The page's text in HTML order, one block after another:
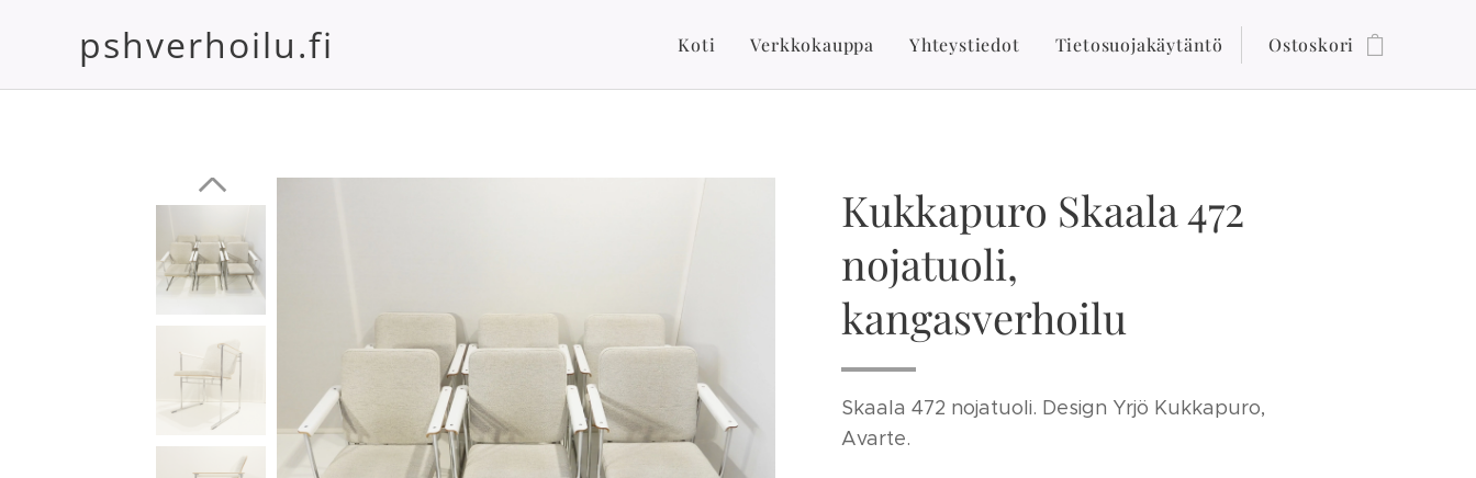
pshverhoilu.fi Koti Verkkokauppa Yhteystiedot Tietosuojakäytäntö Ostoskori
Kukkapuro Skaala 472
nojatuoli,
kangasverhoilu
Skaala 472 nojatuoli. Design Yrjö Kukkapuro,
Avarte.